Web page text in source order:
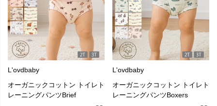
L'ovdbaby
オーガニックコットン トイレト
レーニングパンツBrief
L'ovdbaby
オーガニックコットン トイレト
レーニングパンツBoxers